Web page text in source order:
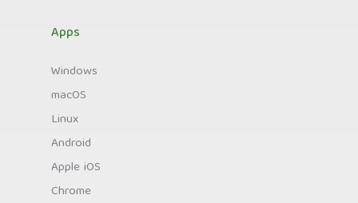
Apps
Windows
macOS
Linux
Android
Apple iOS
Chrome